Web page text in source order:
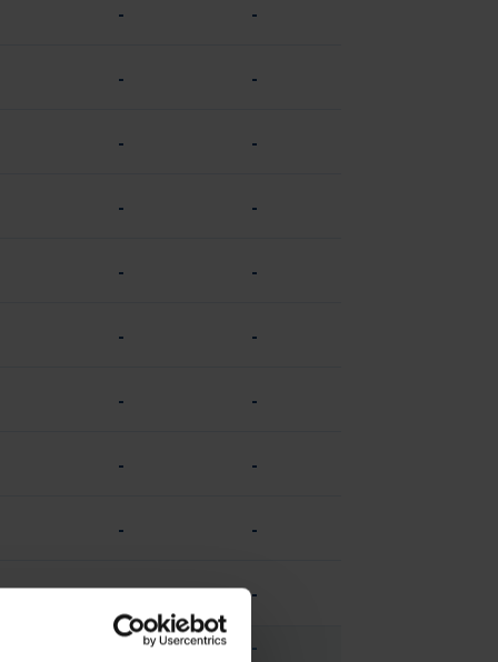
- -
- -
- -
- -
- -
- -
- -
- -
- -
- -
-